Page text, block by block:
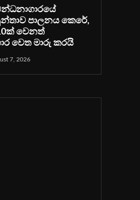
පාලනය කෙරේ,
වෙනත්
වෙත මාරු කරයි
7, 2026